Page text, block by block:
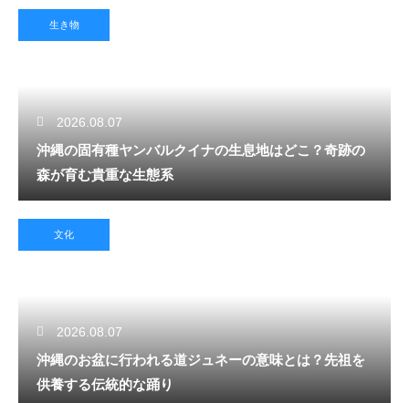
生き物
2026.08.07
沖縄の固有種ヤンバルクイナの生息地はどこ？奇跡の
森が育む貴重な生態系
文化
2026.08.07
沖縄のお盆に行われる道ジュネーの意味とは？先祖を
供養する伝統的な踊り